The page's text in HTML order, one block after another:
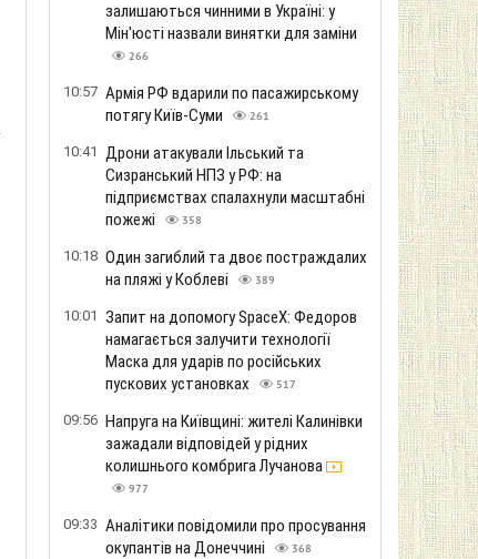
залишаються чинними в Україні: у
Мін'юсті назвали винятки для заміни
266
10:57 Армія РФ вдарили по пасажирському
потягу Київ-Суми
261
10:41 Дрони атакували Ільський та
Сизранський НПЗ у РФ: на
підприємствах спалахнули масштабні
пожежі
358
10:18 Один загиблий та двоє постраждалих
на пляжі у Коблеві
389
10:01 Запит на допомогу SpaceX: Федоров
намагається залучити технології
Маска для ударів по російських
пускових установках
517
09:56 Напруга на Київщині: жителі Калинівки
зажадали відповідей у ​​рідних
колишнього комбрига Лучанова
977
09:33 Аналітики повідомили про просування
окупантів на Донеччині
368